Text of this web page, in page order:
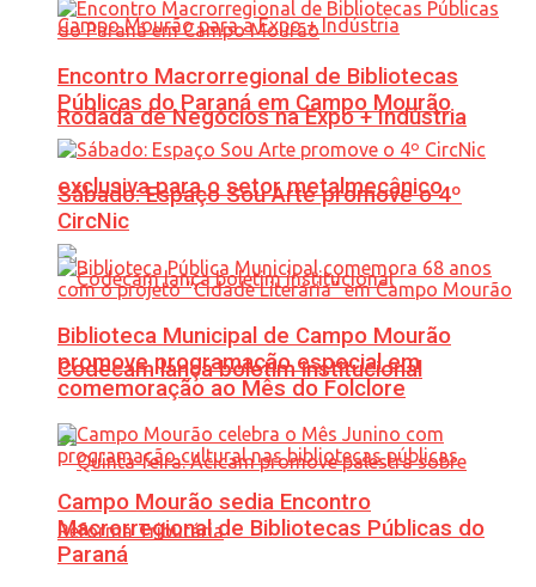
Rodada de Negócios na Expo + Indústria
exclusiva para o setor metalmecânico
Codecam lança boletim institucional
Encontro Macrorregional de Bibliotecas
Públicas do Paraná em Campo Mourão
Sábado: Espaço Sou Arte promove o 4º
CircNic
Biblioteca Municipal de Campo Mourão
promove programação especial em
comemoração ao Mês do Folclore
Campo Mourão sedia Encontro
Macrorregional de Bibliotecas Públicas do
Paraná